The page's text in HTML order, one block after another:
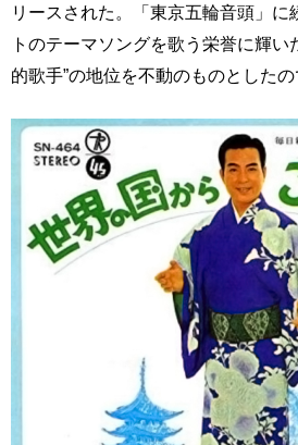
リースされた。「東京五輪音頭」に
トのテーマソングを歌う栄誉に輝い
的歌手”の地位を不動のものとしたの